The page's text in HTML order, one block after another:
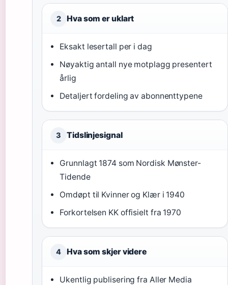
2 Hva som er uklart
Eksakt lesertall per i dag
Nøyaktig antall nye motplagg presentert
årlig
Detaljert fordeling av abonnenttypene
3 Tidslinjesignal
Grunnlagt 1874 som Nordisk Mønster-
Tidende
Omdøpt til Kvinner og Klær i 1940
Forkortelsen KK offisielt fra 1970
4 Hva som skjer videre
Ukentlig publisering fra Aller Media